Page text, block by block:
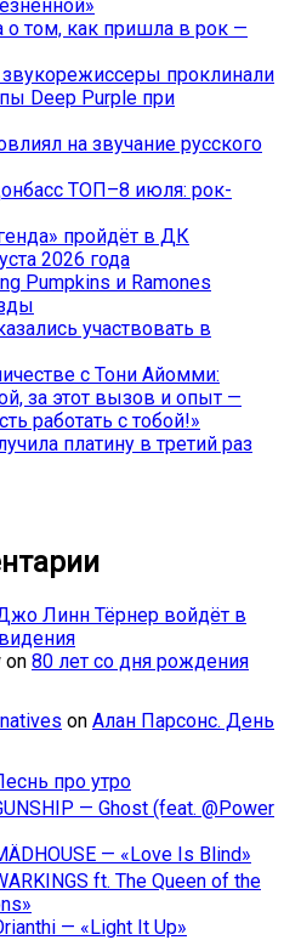
о том, как пришла в рок —
проклинали
Deep Purple при
на звучание русского
ТОП–8 июля: рок-
пройдёт в ДК
2026 года
Pumpkins и Ramones
участвовать в
с Тони Айомми:
за этот вызов и опыт —
работать с тобой!»
платину в третий раз
Линн Тёрнер войдёт в
on 80 лет со дня рождения
on Алан Парсонс. День
про утро
— Ghost (feat. @Power
— «Love Is Blind»
ft. The Queen of the
— «Light It Up»